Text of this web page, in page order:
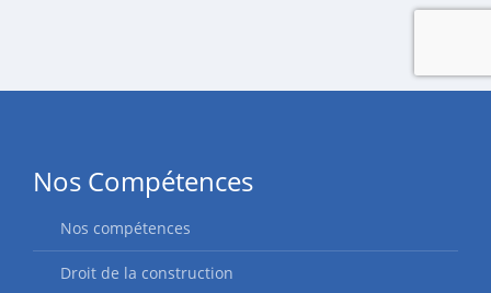
Nos Compétences
Nos compétences
Droit de la construction